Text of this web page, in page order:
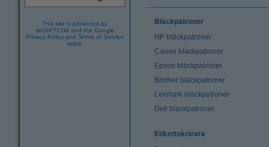
This site is protected by
reCAPTCHA and the Google
Privacy Policy and Terms of Service
apply.
Bläckpatroner
HP bläckpatroner
Canon bläckpatroner
Epson bläckpatroner
Brother bläckpatroner
Lexmark bläckpatroner
Dell bläckpatroner
Etikettskrivare